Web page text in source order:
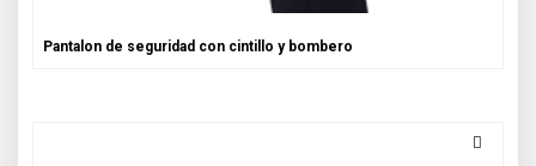
Pantalon de seguridad con cintillo y bombero